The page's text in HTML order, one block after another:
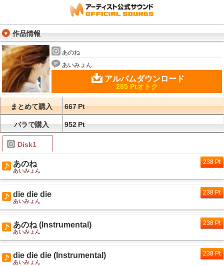
作品情報
あのね
あいみょん
アルバムダウンロード
285 Ptオトク
まとめて購入 667Pt
バラで購入 952Pt
Disk1
あのね
あいみょん
238 Pt
die die die
あいみょん
238 Pt
あのね (Instrumental)
あいみょん
238 Pt
die die die (Instrumental)
あいみょん
238 Pt